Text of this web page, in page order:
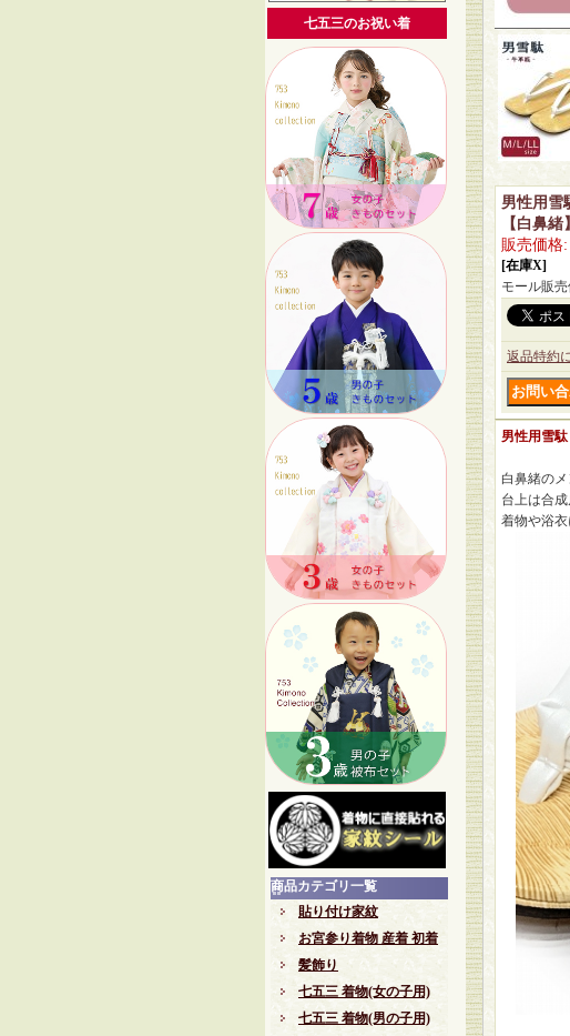
七五三のお祝い着
商品カテゴリ一覧
貼り付け家紋
お宮参り着物 産着 初着
髪飾り
七五三 着物(女の子用)
七五三 着物(男の子用)
男性用雪
【白鼻緒】
販売価格:
[在庫X]
モール販
返品特約
男性用雪
白鼻緒のメ
台上は合
着物や浴衣